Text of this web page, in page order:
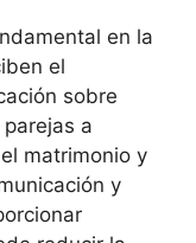
en la
el
sobre
a
matrimonio y
y